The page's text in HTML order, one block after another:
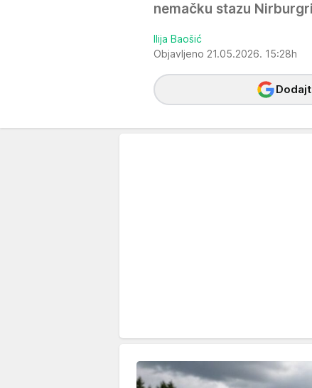
nemačku stazu
Ilija Baošić
Objavljeno 21.05.2026. 15:28h